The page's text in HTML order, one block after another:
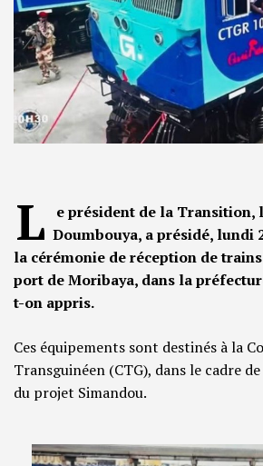
L
e président de la Transition,
Doumbouya, a présidé, lundi
la cérémonie de réception de
port de Moribaya, dans la
t-on appris.
Ces équipements sont destinés à la
Transguinéen (CTG), dans le cadre
du projet Simandou.